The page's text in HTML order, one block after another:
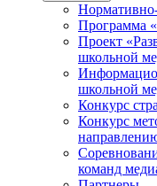
Программа
Проект
школьной
школьной
Конкурс
Конкурс
команд